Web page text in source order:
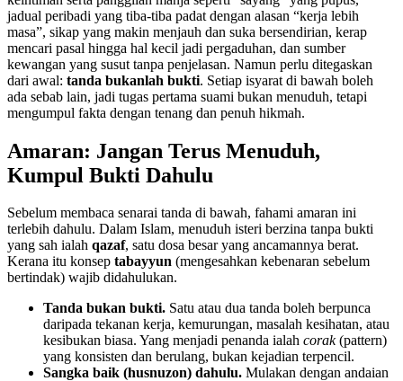
jadual peribadi yang tiba-tiba padat dengan alasan “kerja lebih
masa”, sikap yang makin menjauh dan suka bersendirian, kerap
mencari pasal hingga hal kecil jadi pergaduhan, dan sumber
kewangan yang susut tanpa penjelasan. Namun perlu ditegaskan
dari awal: tanda bukanlah bukti. Setiap isyarat di bawah boleh
ada sebab lain, jadi tugas pertama suami bukan menuduh, tetapi
mengumpul fakta dengan tenang dan penuh hikmah.
Amaran: Jangan Terus Menuduh,
Kumpul Bukti Dahulu
Sebelum membaca senarai tanda di bawah, fahami amaran ini
terlebih dahulu. Dalam Islam, menuduh isteri berzina tanpa bukti
yang sah ialah qazaf, satu dosa besar yang ancamannya berat.
Kerana itu konsep tabayyun (mengesahkan kebenaran sebelum
bertindak) wajib didahulukan.
Tanda bukan bukti. Satu atau dua tanda boleh berpunca
daripada tekanan kerja, kemurungan, masalah kesihatan, atau
kesibukan biasa. Yang menjadi penanda ialah corak(pattern)
yang konsisten dan berulang, bukan kejadian terpencil.
Sangka baik (husnuzon) dahulu. Mulakan dengan andaian